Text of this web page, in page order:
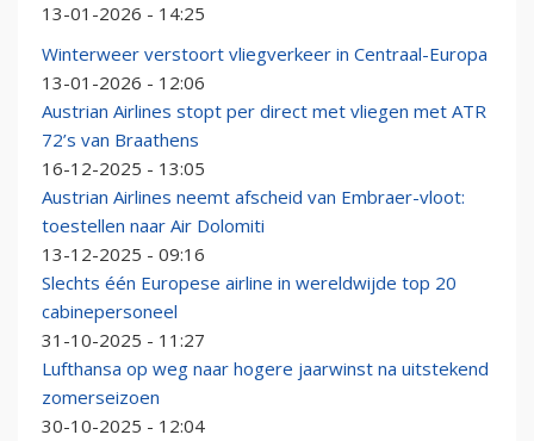
13-01-2026 - 14:25
Winterweer verstoort vliegverkeer in Centraal-Europa
13-01-2026 - 12:06
Austrian Airlines stopt per direct met vliegen met ATR
72’s van Braathens
16-12-2025 - 13:05
Austrian Airlines neemt afscheid van Embraer-vloot:
toestellen naar Air Dolomiti
13-12-2025 - 09:16
Slechts één Europese airline in wereldwijde top 20
cabinepersoneel
31-10-2025 - 11:27
Lufthansa op weg naar hogere jaarwinst na uitstekend
zomerseizoen
30-10-2025 - 12:04